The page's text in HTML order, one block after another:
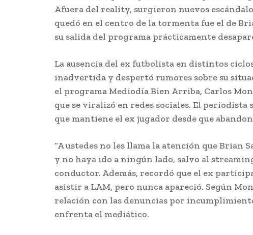
Afuera del reality, surgieron nuevos
quedó en el centro de la tormenta fue el de
su salida del programa prácticamente
La ausencia del ex futbolista en distintos
inadvertida y despertó rumores sobre su
el programa Mediodía Bien Arriba, Carlos
que se viralizó en redes sociales. El
que mantiene el ex jugador desde que
“A ustedes no les llama la atención que Brian
y no haya ido a ningún lado, salvo al
conductor. Además, recordó que el ex
asistir a LAM, pero nunca apareció. Según
relación con las denuncias por
enfrenta el mediático.